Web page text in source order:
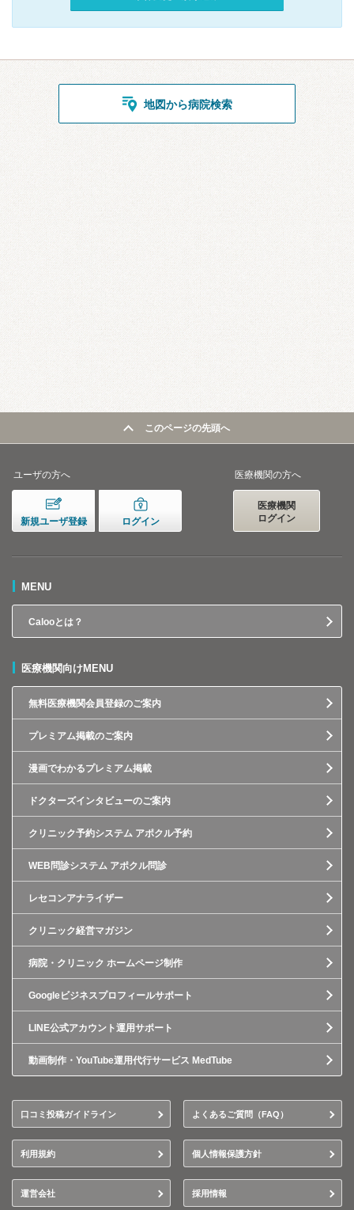
地図から病院検索
このページの先頭へ
ユーザの方へ
新規ユーザ登録 ログイン
医療機関の方へ
医療機関
ログイン
MENU
Calooとは？
医療機関向けMENU
無料医療機関会員登録のご案内
プレミアム掲載のご案内
漫画でわかるプレミアム掲載
ドクターズインタビューのご案内
クリニック予約システム アポクル予約
WEB問診システム アポクル問診
レセコンアナライザー
クリニック経営マガジン
病院・クリニック ホームページ制作
Googleビジネスプロフィールサポート
LINE公式アカウント運用サポート
動画制作・YouTube運用代行サービス MedTube
口コミ投稿ガイドライン よくあるご質問（FAQ）
利用規約 個人情報保護方針
運営会社 採用情報